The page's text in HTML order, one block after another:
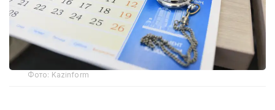
Фото: Kazinform